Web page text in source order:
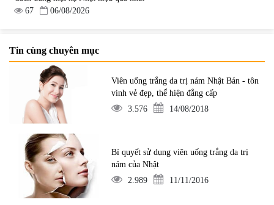
67
06/08/2026
Tin cùng chuyên mục
Viên uống trắng da trị nám Nhật Bản - tôn
vinh vẻ đẹp, thể hiện đẳng cấp
3.576
14/08/2018
Bí quyết sử dụng viên uống trắng da trị
nám của Nhật
2.989
11/11/2016